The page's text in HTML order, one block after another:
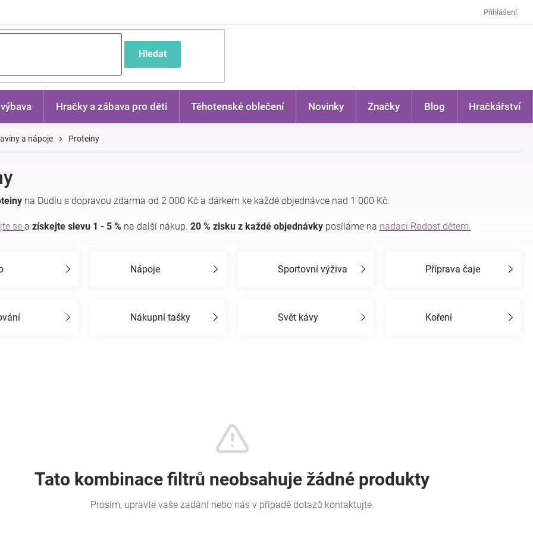
Přihlášení
Hledat
Hračky a zábava pro děti Těhotenské oblečení Novinky Značky Blog Hračkářství
a nápoje Proteiny
na Dudlu s dopravou zdarma od 2 000 Kč a dárkem ke každé objednávce nad 1 000 Kč.
se a získejte slevu 1 - 5 % na další nákup. 20 % zisku z každé objednávky posíláme na nadaci Radost dětem.
Nápoje Sportovní výživa Příprava čaje
Nákupní tašky Svět kávy Koření